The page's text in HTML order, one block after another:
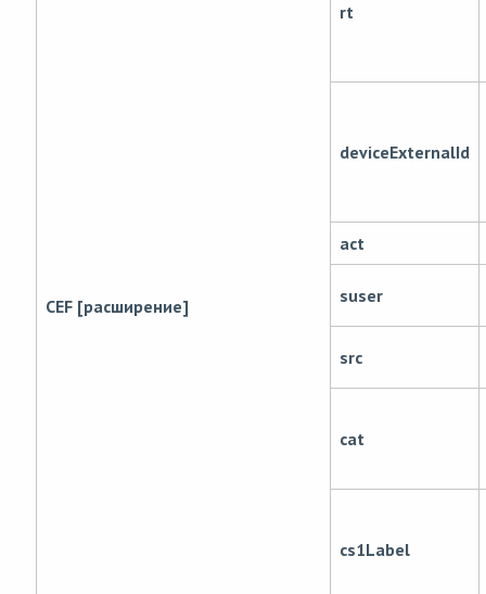
CEF [расширение]
rt
deviceExternalId
act
suser
src
cat
cs1Label